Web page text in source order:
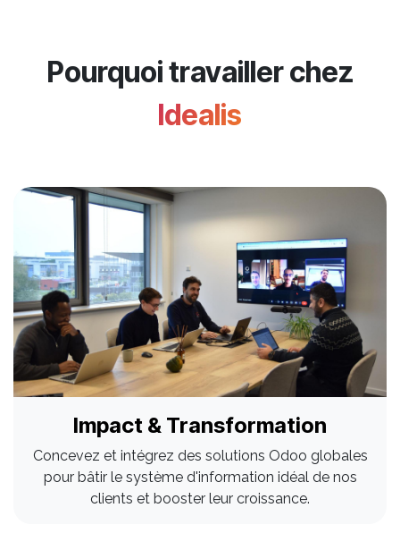
Pourquoi travailler chez
Idealis
Impact & Transformation
Concevez et intégrez des solutions Odoo globales
pour bâtir le système d'information idéal de nos
clients et booster leur croissance.